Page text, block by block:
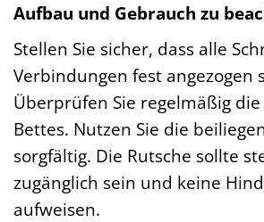
Aufbau und Gebrauch zu
Stellen Sie sicher, dass alle
Verbindungen fest angezogen
Überprüfen Sie regelmäßig
Bettes. Nutzen Sie die
sorgfältig. Die Rutsche sollte
zugänglich sein und keine
aufweisen.